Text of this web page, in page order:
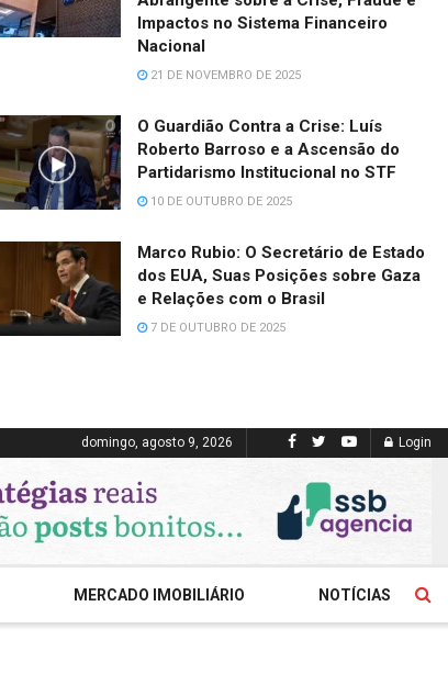
Impactos no Sistema Financeiro
Nacional
21 DE NOVEMBRO DE 2025
O Guardião Contra a Crise: Luís
Roberto Barroso e a Ascensão do
Partidarismo Institucional no STF
10 DE OUTUBRO DE 2025
Marco Rubio: O Secretário de Estado
dos EUA, Suas Posições sobre Gaza
e Relações com o Brasil
7 DE OUTUBRO DE 2025
domingo, agosto 9, 2026 Login
MERCADO IMOBILIÁRIO NOTÍCIAS